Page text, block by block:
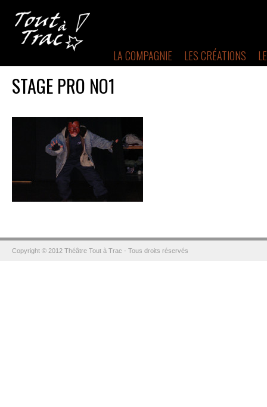
LA COMPAGNIE LES CRÉATIONS
STAGE PRO NO1
Copyright © 2012 Théâtre Tout à Trac - Tous droits réservés